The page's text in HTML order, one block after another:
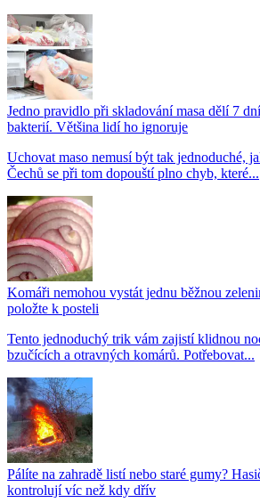
Jedno pravidlo při skladování masa dělí 7
bakterií. Většina lidí ho ignoruje
Uchovat maso nemusí být tak jednoduché,
Čechů se při tom dopouští plno chyb, které...
Komáři nemohou vystát jednu běžnou
položte k posteli
Tento jednoduchý trik vám zajistí klidnou
bzučících a otravných komárů. Potřebovat...
Pálíte na zahradě listí nebo staré gumy?
kontrolují víc než kdy dřív